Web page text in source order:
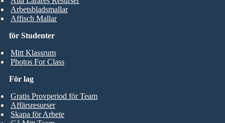
för Studenter
Mitt Klassrum
Photos For Class
Arbetsbladsmallar
Affisch Mallar
För lag
Gratis Provperiod för Team
Affärsresurser
Skapa för Arbete